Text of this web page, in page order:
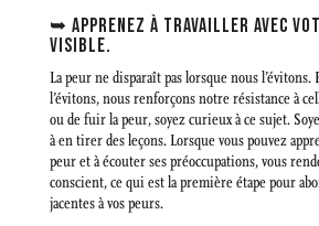
➥ APPRENEZ À TRAVAILLER AVEC
VISIBLE.
La peur ne disparaît pas lorsque nous
l’évitons, nous renforçons notre résistance à
ou de fuir la peur, soyez curieux à ce sujet.
à en tirer des leçons. Lorsque vous pouvez
peur et à écouter ses préoccupations, vous
conscient, ce qui est la première étape pour
jacentes à vos peurs.